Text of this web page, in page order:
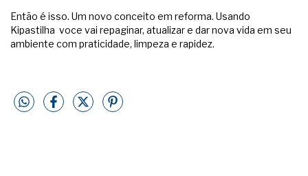
Então é isso. Um novo conceito em reforma. Usando
Kipastilha voce vai repaginar, atualizar e dar nova vida em seu
ambiente com praticidade, limpeza e rapidez.